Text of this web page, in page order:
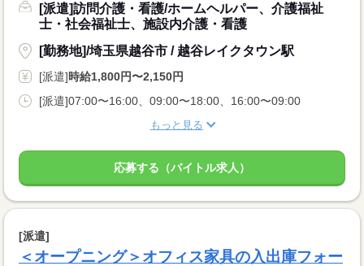
[派遣]訪問介護・看護/ホームヘルパー、介護福祉
士・社会福祉士、施設内介護・看護
[勤務地]/埼玉県越谷市 / 越谷レイクタウン駅
[派遣]時給1,800円〜2,150円
[派遣]07:00〜16:00、09:00〜18:00、16:00〜09:00
もっと見る
応募する（バイトル求人）
[派遣]
＜オープニング＞オフィス家具の入出庫フォー